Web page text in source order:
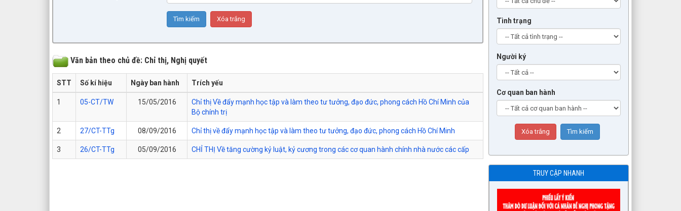
Văn bản theo chủ đề: Chỉ thị, Nghị quyết
STT Số kí hiệu Ngày ban hành Trích yếu
1 05-CT/TW 15/05/2016
Chỉ thị Về đẩy mạnh học tập và làm theo tư tưởng, đạo đức, phong cách Hồ Chí Minh của
Bộ chính trị
2 27/CT-TTg 08/09/2016 Chỉ thị về đẩy mạnh học tập và làm theo tư tưởng, đạo đức, phong cách Hồ Chí Minh
3 26/CT-TTg 05/09/2016 CHỈ THỊ Về tăng cường kỷ luật, kỷ cương trong các cơ quan hành chính nhà nước các cấp
Tình trạng
Người ký
Cơ quan ban hành
TRUY CẬP NHANH